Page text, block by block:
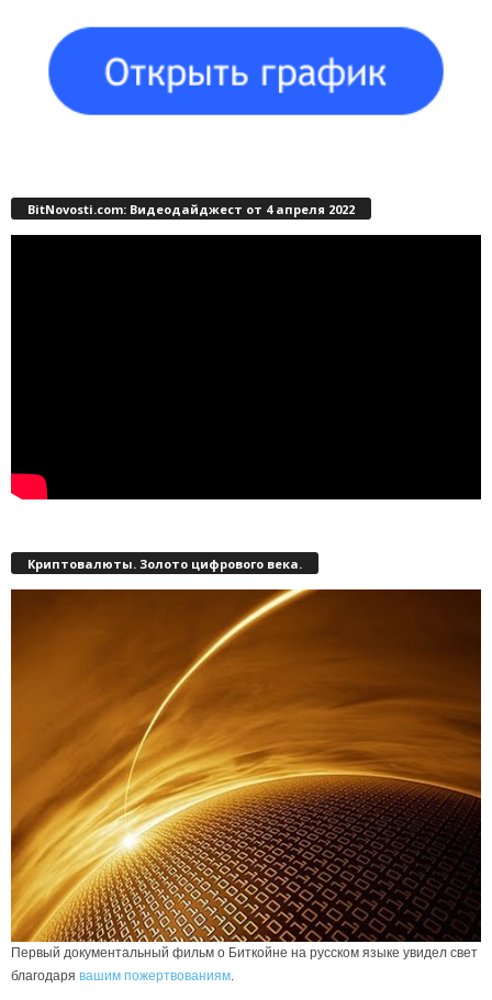
BitNovosti.com: Видеодайджест от 4 апреля 2022
Криптовалюты. Золото цифрового века.
Первый документальный фильм о Биткойне на русском языке увидел свет
благодаря вашим пожертвованиям.